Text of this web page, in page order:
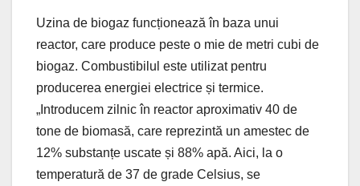
Uzina de biogaz funcționează în baza unui
reactor, care produce peste o mie de metri cubi de
biogaz. Combustibilul este utilizat pentru
producerea energiei electrice și termice.
„Introducem zilnic în reactor aproximativ 40 de
tone de biomasă, care reprezintă un amestec de
12% substanțe uscate și 88% apă. Aici, la o
temperatură de 37 de grade Celsius, se